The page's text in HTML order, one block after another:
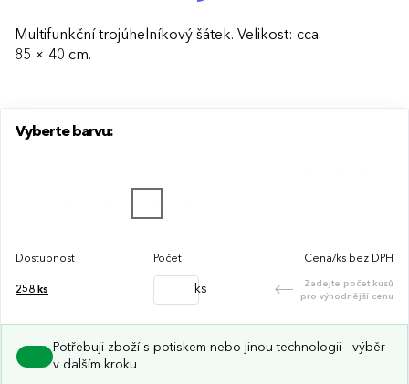
Multifunkční trojúhelníkový šátek. Velikost: cca.
85 × 40 cm.
Vyberte barvu:
Dostupnost Počet Cena/ks bez DPH
258 ks ks
Zadejte počet kusů
pro výhodnější cenu
Potřebuji zboží s potiskem nebo jinou technologii - výběr
v dalším kroku